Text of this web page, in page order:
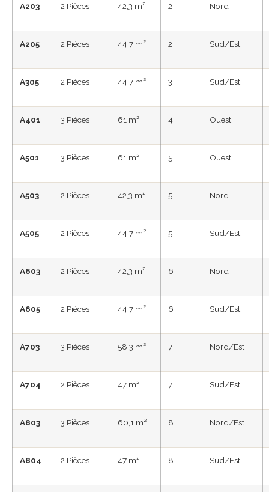
A203 2 Pièces 42,3 m² 2 Nord
A205 2 Pièces 44,7 m² 2 Sud/Est
A305 2 Pièces 44,7 m² 3 Sud/Est
A401 3 Pièces 61 m² 4 Ouest
A501 3 Pièces 61 m² 5 Ouest
A503 2 Pièces 42,3 m² 5 Nord
A505 2 Pièces 44,7 m² 5 Sud/Est
A603 2 Pièces 42,3 m² 6 Nord
A605 2 Pièces 44,7 m² 6 Sud/Est
A703 3 Pièces 58,3 m² 7 Nord/Est
A704 2 Pièces 47 m² 7 Sud/Est
A803 3 Pièces 60,1 m² 8 Nord/Est
A804 2 Pièces 47 m² 8 Sud/Est